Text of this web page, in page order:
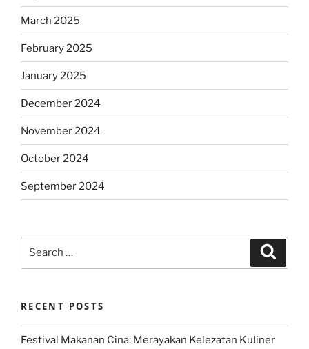
March 2025
February 2025
January 2025
December 2024
November 2024
October 2024
September 2024
RECENT POSTS
Festival Makanan Cina: Merayakan Kelezatan Kuliner